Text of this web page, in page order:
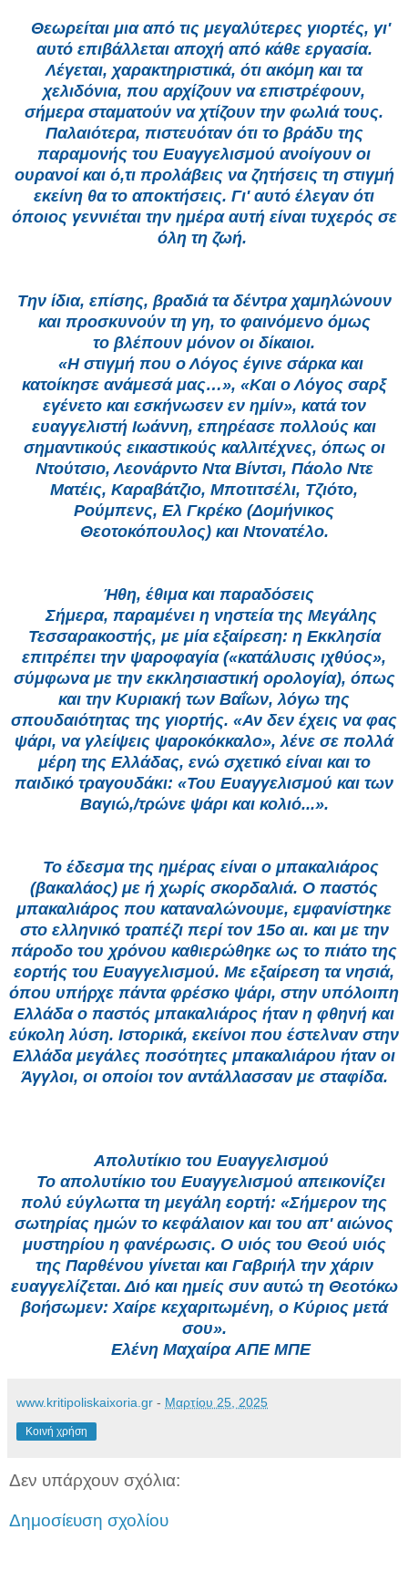
Θεωρείται μια από τις μεγαλύτερες γιορτές, γι'
αυτό επιβάλλεται αποχή από κάθε εργασία.
Λέγεται, χαρακτηριστικά, ότι ακόμη και τα
χελιδόνια, που αρχίζουν να επιστρέφουν,
σήμερα σταματούν να χτίζουν την φωλιά τους.
Παλαιότερα, πιστευόταν ότι το βράδυ της
παραμονής του Ευαγγελισμού ανοίγουν οι
ουρανοί και ό,τι προλάβεις να ζητήσεις τη στιγμή
εκείνη θα το αποκτήσεις. Γι' αυτό έλεγαν ότι
όποιος γεννιέται την ημέρα αυτή είναι τυχερός σε
όλη τη ζωή.
Την ίδια, επίσης, βραδιά τα δέντρα χαμηλώνουν
και προσκυνούν τη γη, το φαινόμενο όμως
το βλέπουν μόνον οι δίκαιοι.
«Η στιγμή που ο Λόγος έγινε σάρκα και
κατοίκησε ανάμεσά μας…», «Και ο Λόγος σαρξ
εγένετο και εσκήνωσεν εν ημίν», κατά τον
ευαγγελιστή Ιωάννη, επηρέασε πολλούς και
σημαντικούς εικαστικούς καλλιτέχνες, όπως οι
Ντούτσιο, Λεονάρντο Ντα Βίντσι, Πάολο Ντε
Ματέις, Καραβάτζιο, Μποτιτσέλι, Τζιότο,
Ρούμπενς, Ελ Γκρέκο (Δομήνικος
Θεοτοκόπουλος) και Ντονατέλο.
Ήθη, έθιμα και παραδόσεις
Σήμερα, παραμένει η νηστεία της Μεγάλης
Τεσσαρακοστής, με μία εξαίρεση: η Εκκλησία
επιτρέπει την ψαροφαγία («κατάλυσις ιχθύος»,
σύμφωνα με την εκκλησιαστική ορολογία), όπως
και την Κυριακή των Βαΐων, λόγω της
σπουδαιότητας της γιορτής. «Αν δεν έχεις να φας
ψάρι, να γλείψεις ψαροκόκκαλο», λένε σε πολλά
μέρη της Ελλάδας, ενώ σχετικό είναι και το
παιδικό τραγουδάκι: «Του Ευαγγελισμού και των
Βαγιώ,/τρώνε ψάρι και κολιό...».
Το έδεσμα της ημέρας είναι ο μπακαλιάρος
(βακαλάος) με ή χωρίς σκορδαλιά. Ο παστός
μπακαλιάρος που καταναλώνουμε, εμφανίστηκε
στο ελληνικό τραπέζι περί τον 15ο αι. και με την
πάροδο του χρόνου καθιερώθηκε ως το πιάτο της
εορτής του Ευαγγελισμού. Με εξαίρεση τα νησιά,
όπου υπήρχε πάντα φρέσκο ψάρι, στην υπόλοιπη
Ελλάδα ο παστός μπακαλιάρος ήταν η φθηνή και
εύκολη λύση. Ιστορικά, εκείνοι που έστελναν στην
Ελλάδα μεγάλες ποσότητες μπακαλιάρου ήταν οι
Άγγλοι, οι οποίοι τον αντάλλασσαν με σταφίδα.
Απολυτίκιο του Ευαγγελισμού
Το απολυτίκιο του Ευαγγελισμού απεικονίζει
πολύ εύγλωττα τη μεγάλη εορτή: «Σήμερον της
σωτηρίας ημών το κεφάλαιον και του απ' αιώνος
μυστηρίου η φανέρωσις. Ο υιός του Θεού υιός
της Παρθένου γίνεται και Γαβριήλ την χάριν
ευαγγελίζεται. Διό και ημείς συν αυτώ τη Θεοτόκω
βοήσωμεν: Χαίρε κεχαριτωμένη, ο Κύριος μετά
σου».
Ελένη Μαχαίρα AΠΕ ΜΠΕ
www.kritipoliskaixoria.gr - Μαρτίου 25, 2025
Κοινή χρήση
Δεν υπάρχουν σχόλια:
Δημοσίευση σχολίου